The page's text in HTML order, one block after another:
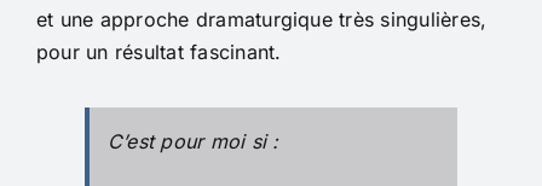
et une approche dramaturgique très singulières,
pour un résultat fascinant.
C’est pour moi si :